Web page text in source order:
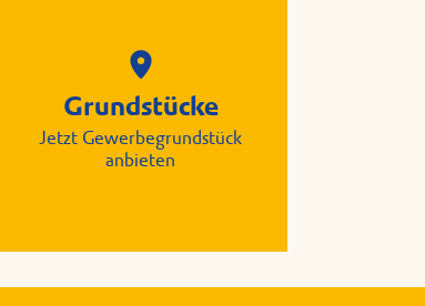
Grundstücke
Jetzt Gewerbegrundstück
anbieten